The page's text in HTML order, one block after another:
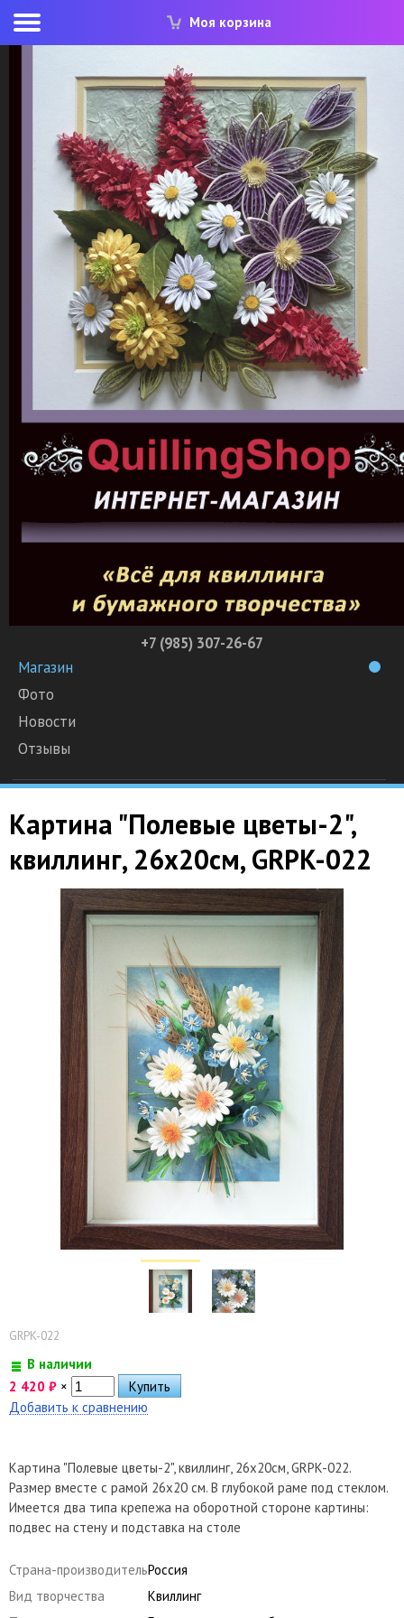
Моя корзина
+7 (985) 307-26-67
Магазин
Фото
Новости
Отзывы
Картина "Полевые цветы-2",
квиллинг, 26х20см, GRPK-022
GRPK-022
В наличии
2 420 ₽ ×
Добавить к сравнению
Картина "Полевые цветы-2", квиллинг, 26х20см, GRPK-022.
Размер вместе с рамой 26х20 см. В глубокой раме под стеклом.
Имеется два типа крепежа на оборотной стороне картины:
подвес на стену и подставка на столе
Страна-производительРоссия
Вид творчества
Квиллинг